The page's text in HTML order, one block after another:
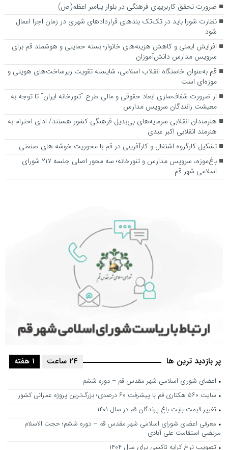
ضرورت تحقق کاربری­های فرهنگی در بلوار پیامبر اعظم(ص)
نظارت شورا باید در تک‌تک بندهای قراردادهای شهری در زمان اجرا اعمال
شود
افزایش ایمنی و کاهش هزینه‌های خانوار؛ بسته حمایتی و هوشمند قم برای
سرویس مدارس دانش‌آموزان
قم به‌عنوان خاستگاه انقلاب اسلامی، شایسته تقویت زیرساخت‌های هویتی و
موزه‌ای است
از ضرورت شفاف‌سازی ابعاد حقوقی و مالی طرح “تنورخانه ایران” تا توجه به
معیشت رانندگان سرویس مدارس
هنرمندان انقلابی سرمایه‌های بی‌بدیل فرهنگی کشور هستند/ ادای احترام به
هنرمند انقلابی اکبر عبدی
تشکیل کارگروه اشتغال و کارآفرینی در قم با محوریت خوشه های صنعتی
باغ‌موزه، سرویس مدارس و تنورخانه؛ سه محور اصلی جلسه ۲۱۷ شورای
اسلامی شهر قم
پر بازدید ترین ها 1 هفته 24 ساعت
اعضای شورای اسلامی شهر مقدس قم – دوره ششم
سایت ۵۶۰ هکتاری قم با پیشرفت ۶۰ درصدی؛ بزرگ‌ترین پروژه عمرانی کشور
تغییر قیمت بلیت باغ پرندگان قم در سال ۱۴۰۱
معرفی اعضای شورای اسلامی شهر مقدس قم – دوره ششم؛ حجت الاسلام
مرتضی استقامت علی آبادی
تصویب نرخ کرایه تاکسی برای سال ۱۴۰۴